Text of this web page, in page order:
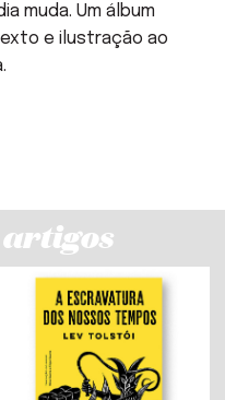
muda. Um álbum
e ilustração ao